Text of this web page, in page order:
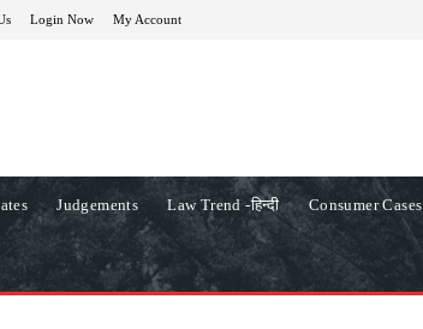
Login Now My Account
Judgements Law Trend -हिन्दी Consumer Cases